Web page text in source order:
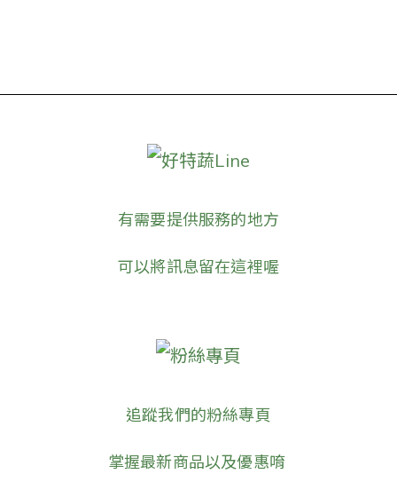
好特蔬Line
有需要提供服務的地方
可以將訊息留在這裡喔
粉絲專頁
追蹤我們的粉絲專頁
掌握最新商品以及優惠唷